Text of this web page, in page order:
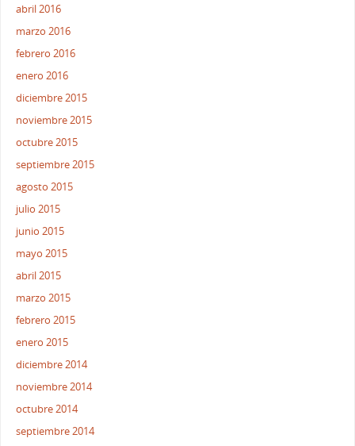
abril 2016
marzo 2016
febrero 2016
enero 2016
diciembre 2015
noviembre 2015
octubre 2015
septiembre 2015
agosto 2015
julio 2015
junio 2015
mayo 2015
abril 2015
marzo 2015
febrero 2015
enero 2015
diciembre 2014
noviembre 2014
octubre 2014
septiembre 2014